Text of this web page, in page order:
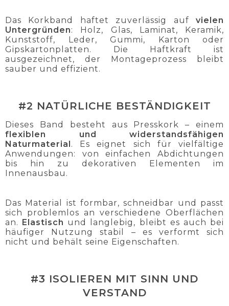
Das Korkband haftet zuverlässig auf vielen
Untergründen: Holz, Glas, Laminat, Keramik,
Kunststoff, Leder, Gummi, Karton oder
Gipskartonplatten. Die Haftkraft ist
ausgezeichnet, der Montageprozess bleibt
sauber und effizient.
#2 NATÜRLICHE BESTÄNDIGKEIT
Dieses Band besteht aus Presskork – einem
flexiblen und widerstandsfähigen
Naturmaterial. Es eignet sich für vielfältige
Anwendungen: von einfachen Abdichtungen
bis hin zu dekorativen Elementen im
Innenausbau.
Das Material ist formbar, schneidbar und passt
sich problemlos an verschiedene Oberflächen
an. Elastisch und langlebig, bleibt es auch bei
häufiger Nutzung stabil – es verformt sich
nicht und behält seine Eigenschaften.
#3 ISOLIEREN MIT SINN UND
VERSTAND